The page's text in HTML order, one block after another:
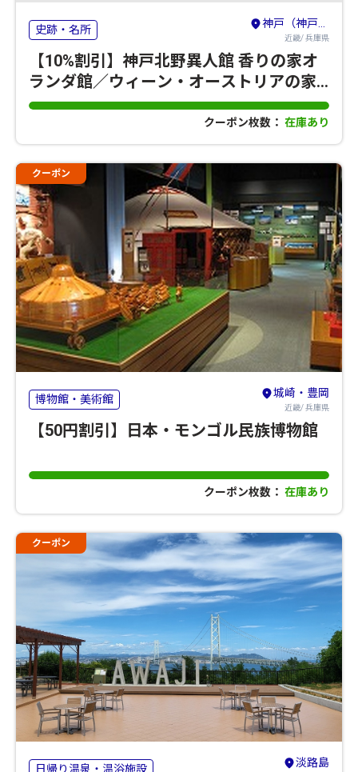
史跡・名所 神戸（神戸・有馬温泉・六甲山）
近畿/ 兵庫県
【10%割引】神戸北野異人館 香りの家オ
ランダ館／ウィーン・オーストリアの家
／デンマーク館
クーポン枚数： 在庫あり
クーポン
博物館・美術館 城崎・豊岡
近畿/ 兵庫県
【50円割引】日本・モンゴル民族博物館
クーポン枚数： 在庫あり
クーポン
日帰り温泉・温浴施設 淡路島